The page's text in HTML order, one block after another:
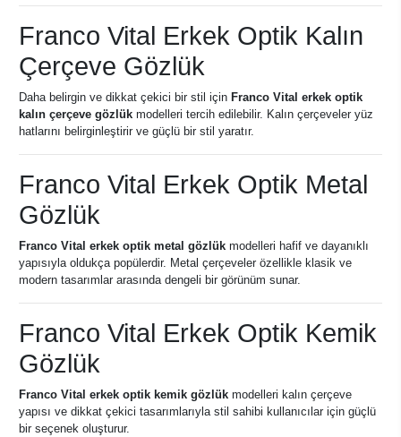
Franco Vital Erkek Optik Kalın
Çerçeve Gözlük
Daha belirgin ve dikkat çekici bir stil için Franco Vital erkek optik
kalın çerçeve gözlük modelleri tercih edilebilir. Kalın çerçeveler yüz
hatlarını belirginleştirir ve güçlü bir stil yaratır.
Franco Vital Erkek Optik Metal
Gözlük
Franco Vital erkek optik metal gözlük modelleri hafif ve dayanıklı
yapısıyla oldukça popülerdir. Metal çerçeveler özellikle klasik ve
modern tasarımlar arasında dengeli bir görünüm sunar.
Franco Vital Erkek Optik Kemik
Gözlük
Franco Vital erkek optik kemik gözlük modelleri kalın çerçeve
yapısı ve dikkat çekici tasarımlarıyla stil sahibi kullanıcılar için güçlü
bir seçenek oluşturur.